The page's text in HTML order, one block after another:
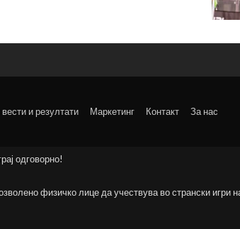
и резултати Маркетинг Контакт За нас
одговорно!
физичко лице да учествува во странски игри